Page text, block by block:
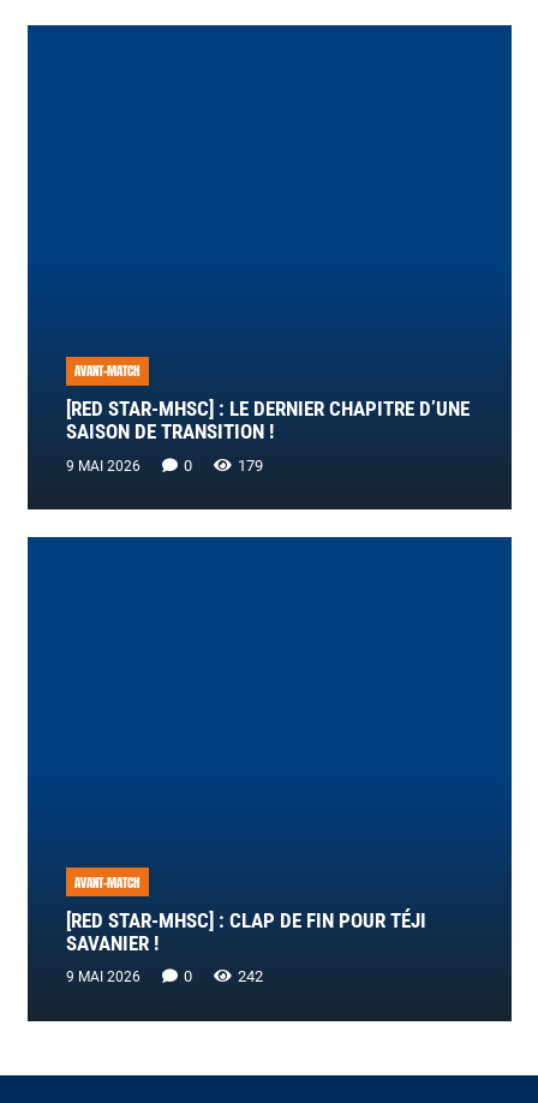
AVANT-MATCH
[RED STAR-MHSC] : LE DERNIER CHAPITRE D’UNE
SAISON DE TRANSITION !
9 MAI 2026 0 179
AVANT-MATCH
[RED STAR-MHSC] : CLAP DE FIN POUR TÉJI
SAVANIER !
9 MAI 2026 0 242